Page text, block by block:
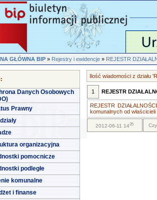
GŁÓWNA BIP»Rejestry i ewidencje»REJESTR
Danych Osobowych
Prawny
organizacyjna
pomocnicze
podległe
komunalne
i finanse
Ilość wiadomości z działu
1 REJESTR
REJESTR
komunalnych od właścicieli
2012-06-11 1435